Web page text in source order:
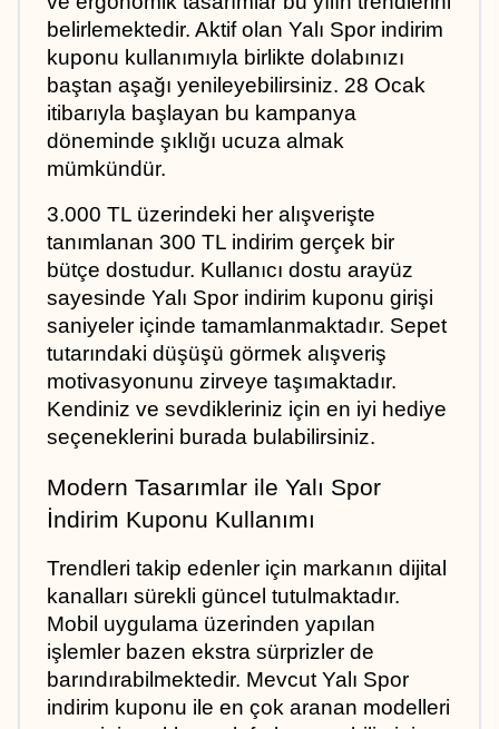
belirlemektedir. Aktif olan Yalı Spor indirim
kuponu kullanımıyla birlikte dolabınızı
baştan aşağı yenileyebilirsiniz. 28 Ocak
itibarıyla başlayan bu kampanya
döneminde şıklığı ucuza almak
mümkündür.
3.000 TL üzerindeki her alışverişte
tanımlanan 300 TL indirim gerçek bir
bütçe dostudur. Kullanıcı dostu arayüz
sayesinde Yalı Spor indirim kuponu girişi
saniyeler içinde tamamlanmaktadır. Sepet
tutarındaki düşüşü görmek alışveriş
motivasyonunu zirveye taşımaktadır.
Kendiniz ve sevdikleriniz için en iyi hediye
seçeneklerini burada bulabilirsiniz.
Modern Tasarımlar ile Yalı Spor
İndirim Kuponu Kullanımı
Trendleri takip edenler için markanın dijital
kanalları sürekli güncel tutulmaktadır.
Mobil uygulama üzerinden yapılan
işlemler bazen ekstra sürprizler de
barındırabilmektedir. Mevcut Yalı Spor
indirim kuponu ile en çok aranan modelleri